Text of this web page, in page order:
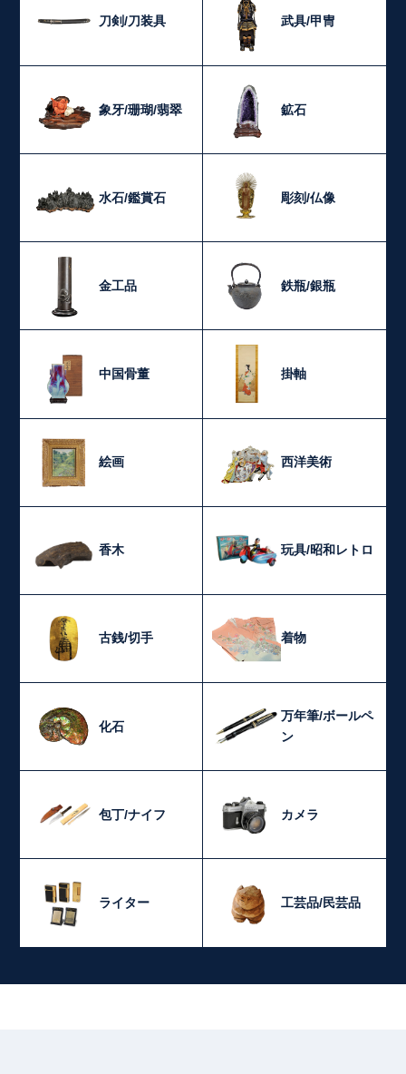
刀剣/刀装具 武具/甲冑
象牙/珊瑚/翡翠 鉱石
水石/鑑賞石 彫刻/仏像
金工品 鉄瓶/銀瓶
中国骨董 掛軸
絵画 西洋美術
香木 玩具/昭和レトロ
古銭/切手 着物
化石
万年筆/ボールペ
ン
包丁/ナイフ カメラ
ライター 工芸品/民芸品